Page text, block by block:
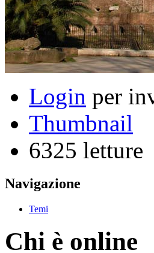
Login per
Thumbnail
6325 letture
Navigazione
Temi
Chi è online